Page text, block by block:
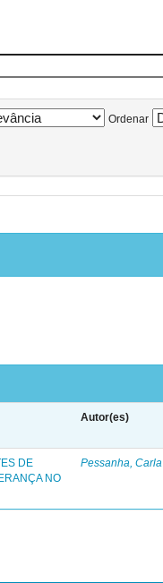
Ordenar
Autor(es)
DE
NO
Pessanha, Carla